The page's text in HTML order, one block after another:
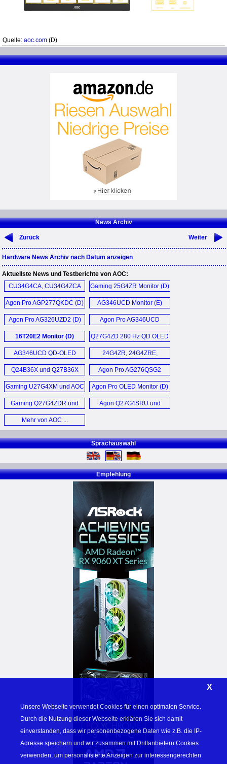
Quelle: aoc.com (D)
News Archiv
Zurück Weiter
Hardware News Archiv nach Datum anzeigen
Aktuellste News und Testberichte von AOC:
CU34G4CA, CU34G4ZCA
Monitor (D)
Gaming 25G4ZR Monitor (D)
Agon Pro AGP277QKDC (D) AG346UCD Monitor (E)
Agon Pro AG326UZD2 (D)
Agon Pro AG346UCD
Monitor (E)
16T20E2 Monitor (D)
Q27G4ZD 280 Hz QD OLED
Monitor (D)
AG346UCD QD-OLED
Monitor (D)
24G4ZR, 24G4ZRE,
27G4ZR, 27G4ZRE
Monitor (D)
Q24B36X und Q27B36X
Monitor (D)
Agon Pro AG276QSG2
Monitor (D)
Gaming U27G4XM und AOC
Gaming 25G4KUR
Monitor (D)
Agon Pro OLED Monitor (D)
Gaming Q27G4ZDR und
Q27G4SDR Monitor (D)
Agon Q27G4SRU und
Mehr von AOC ...
Sprachauswahl
Empfehlung
Unsere Webseite verwendet Cookies für einen optimalen Service.
Durch die Nutzung dieser Webseite erklären Sie sich damit
einverstanden, dass wir personenbezogene Daten wie z.B. die IP-
Adresse speichern und wir zusammen mit Drittanbietern Cookies
verwenden, um personalisierte Anzeigen zur interessengerechten
X